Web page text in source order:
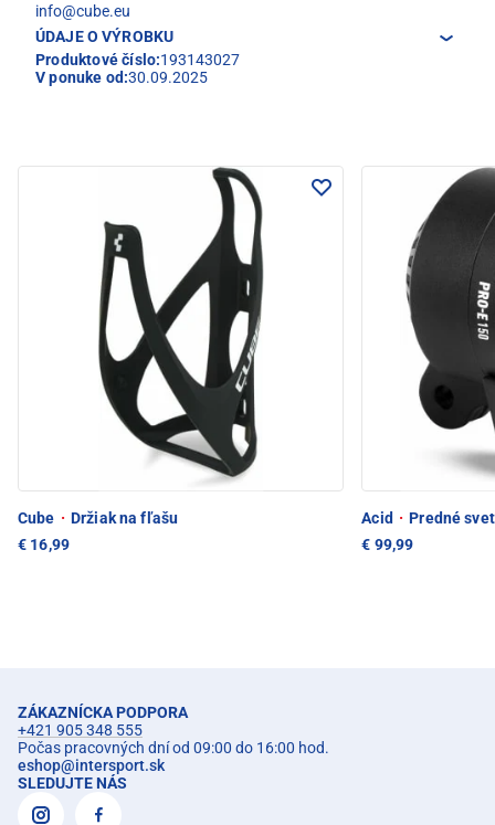
info@cube.eu
ÚDAJE O VÝROBKU
Produktové číslo:193143027
V ponuke od:30.09.2025
Cube · Držiak na fľašu
€ 16,99
Acid · Predné
€ 99,99
ZÁKAZNÍCKA PODPORA
+421 905 348 555
Počas pracovných dní od 09:00 do 16:00 hod.
eshop@intersport.sk
SLEDUJTE NÁS